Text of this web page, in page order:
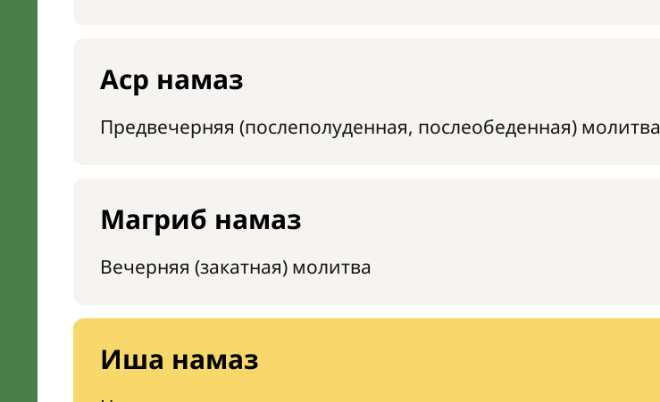
Аср намаз
Предвечерняя (послеполуденная, послеобеденная) молитва
Магриб намаз
Вечерняя (закатная) молитва
Иша намаз